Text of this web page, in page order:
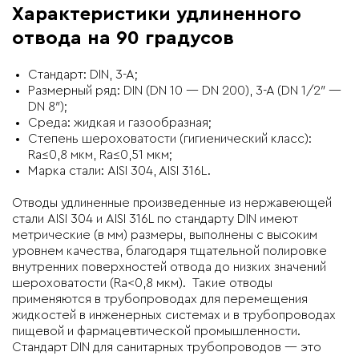
Характеристики удлиненного
отвода на 90 градусов
Стандарт: DIN, 3-A;
Размерный ряд: DIN (DN 10 — DN 200), 3-A (DN 1/2″ —
DN 8″);
Среда: жидкая и газообразная;
Степень шероховатости (гигиенический класс):
Ra≤0,8 мкм, Ra≤0,51 мкм;
Марка стали: AISI 304, AISI 316L.
Отводы удлиненные произведенные из нержавеющей
стали AISI 304 и AISI 316L
по стандарту DIN имеют
метрические (в мм) размеры, выполнены с высоким
уровнем качества, благодаря тщательной полировке
внутренних поверхностей отвода до низких значений
шероховатости (Ra<0,8 мкм). Такие отводы
применяются в трубопроводах для перемещения
жидкостей в инженерных системах и в трубопроводах
пищевой и фармацевтической промышленности.
Стандарт DIN для санитарных трубопроводов — это